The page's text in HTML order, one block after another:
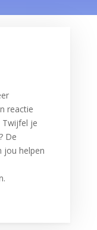
reactie
Twijfel je
De
jou helpen